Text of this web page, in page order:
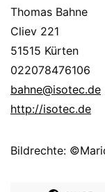
Thomas Bahne
Cliev 221
51515 Kürten
022078476106
bahne@isotec.de
http://isotec.de
Bildrechte: